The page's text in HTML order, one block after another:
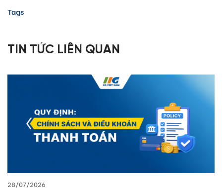
Tags
TIN TỨC LIÊN QUAN
28/07/2026